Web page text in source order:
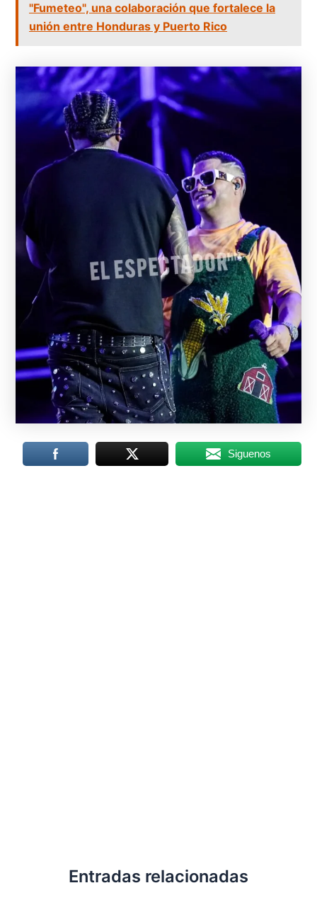
"Fumeteo", una colaboración que fortalece la
unión entre Honduras y Puerto Rico
Siguenos
Entradas relacionadas